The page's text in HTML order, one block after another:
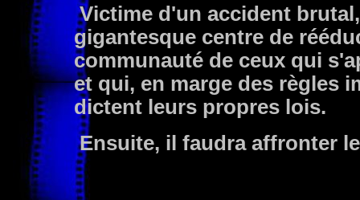
Victime d'un accident
gigantesque centre de
communauté de ceux qui
et qui, en marge des règles
dictent leurs propres lois.
Ensuite, il faudra affronter